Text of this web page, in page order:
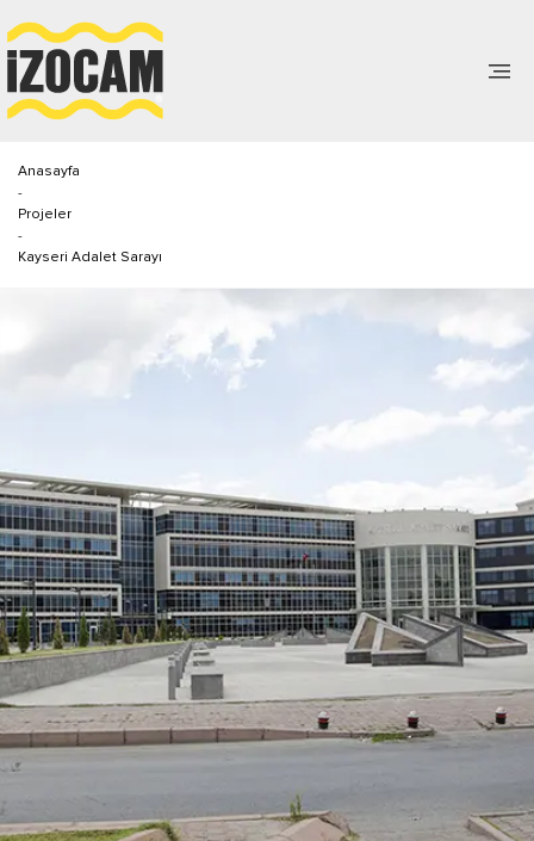
Anasayfa
-
Projeler
-
Kayseri Adalet Sarayı